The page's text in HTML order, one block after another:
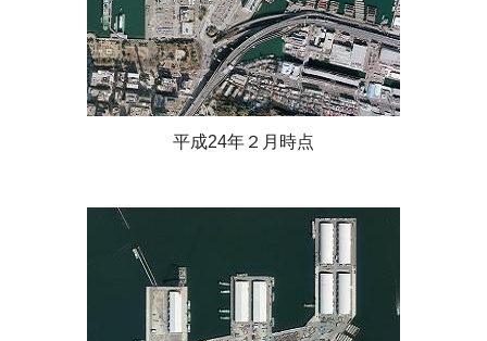
平成24年２月時点